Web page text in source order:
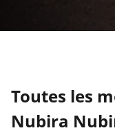
Toutes les
Nubira